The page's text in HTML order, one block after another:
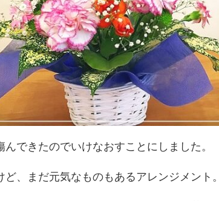
できたのでいけなおすことにしました。
ど、まだ元気なものもあるアレンジメント。